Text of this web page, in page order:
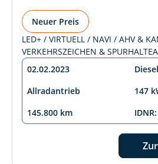
Neuer Preis
LED+ / VIRTUELL / NAVI / AHV &
VERKEHRSZEICHEN &
02.02.2023
Diesel
Allradantrieb
147
145.800 km